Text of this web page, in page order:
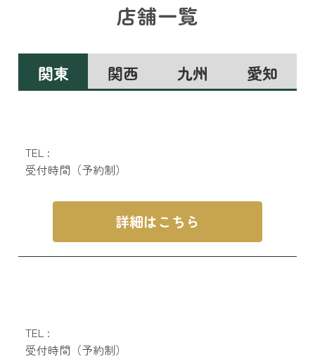
店舗一覧
関東 関西 九州 愛知
TEL :
受付時間（予約制）
詳細はこちら
TEL :
受付時間（予約制）